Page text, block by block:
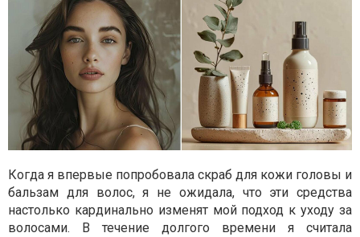
Когда я впервые попробовала скраб для кожи головы и
бальзам для волос, я не ожидала, что эти средства
настолько кардинально изменят мой подход к уходу за
волосами. В течение долгого времени я считала